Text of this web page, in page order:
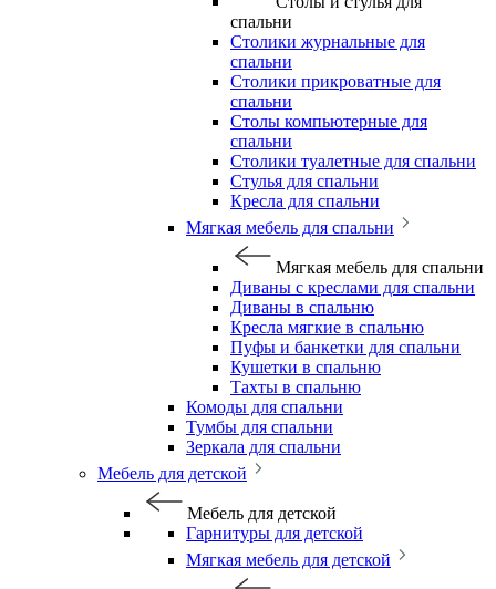
спальни
Столики журнальные для
спальни
Столики прикроватные для
спальни
Столы компьютерные для
спальни
Столики туалетные для спальни
Стулья для спальни
Кресла для спальни
Мягкая мебель для спальни
Мягкая мебель для спальни
Диваны с креслами для спальни
Диваны в спальню
Кресла мягкие в спальню
Пуфы и банкетки для спальни
Кушетки в спальню
Тахты в спальню
Комоды для спальни
Тумбы для спальни
Зеркала для спальни
Мебель для детской
Мебель для детской
Гарнитуры для детской
Мягкая мебель для детской